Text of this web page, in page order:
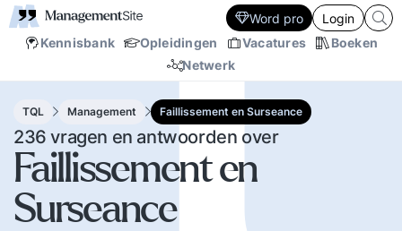
Kennisbank Opleidingen Vacatures
Boeken
Netwerk
Word pro Login
TQL Management Faillissement en Surseance
236 vragen en antwoorden over
Faillissement en
Surseance